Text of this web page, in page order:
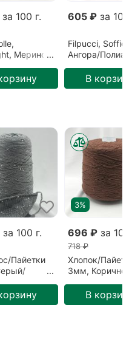
за 100 г.
Меринос,
605 ₽ за 100
Filpucci, Soffio,
Ангора/
(213)В
за 100 г.
Пайетки
light)
3%
696 ₽ за 100
718 ₽
Хлопок/
3мм,
В